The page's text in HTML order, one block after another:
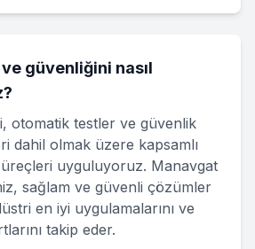
güvenliğini nasıl
otomatik testler ve güvenlik
dahil olmak üzere kapsamlı
uyguluyoruz. Manavgat
sağlam ve güvenli çözümler
en iyi uygulamalarını ve
takip eder.